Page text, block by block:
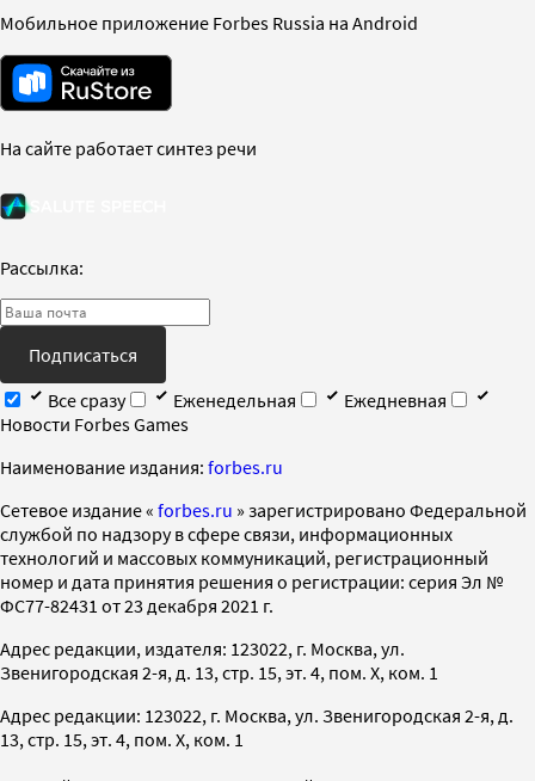
Мобильное приложение Forbes Russia на Android
На сайте работает синтез речи
Рассылка:
Подписаться
Все сразу
Еженедельная
Ежедневная
Новости Forbes Games
Наименование издания: forbes.ru
Cетевое издание « forbes.ru » зарегистрировано Федеральной
службой по надзору в сфере связи, информационных
технологий и массовых коммуникаций, регистрационный
номер и дата принятия решения о регистрации: серия Эл №
ФС77-82431 от 23 декабря 2021 г.
Адрес редакции, издателя: 123022, г. Москва, ул.
Звенигородская 2-я, д. 13, стр. 15, эт. 4, пом. X, ком. 1
Адрес редакции: 123022, г. Москва, ул. Звенигородская 2-я, д.
13, стр. 15, эт. 4, пом. X, ком. 1